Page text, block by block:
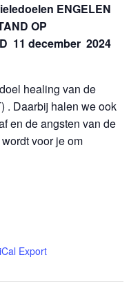
ENGELEN
OP
11 december 2024
healing van de
. Daarbij halen we ook
en de angsten van de
voor je om
Export